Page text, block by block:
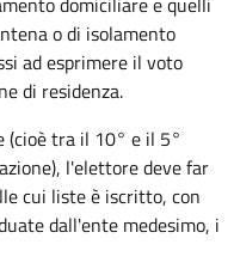
o di isolamento
ad esprimere il voto
di residenza.
tra il 10° e il 5°
l'elettore deve far
cui liste è iscritto, con
dall'ente medesimo, i